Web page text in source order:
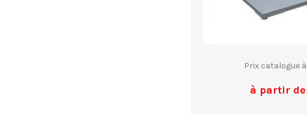
Prix catalogue
à partir de